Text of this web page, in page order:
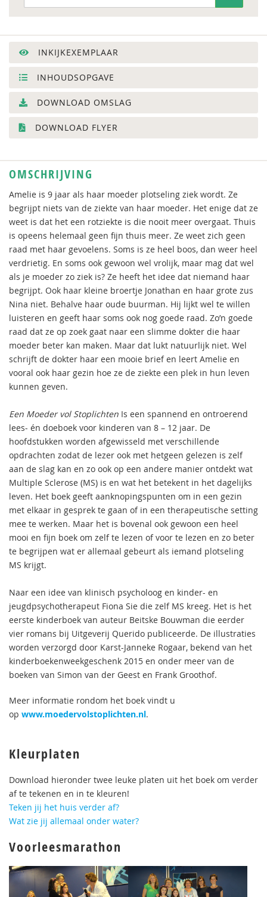
INKIJKEXEMPLAAR
INHOUDSOPGAVE
DOWNLOAD OMSLAG
DOWNLOAD FLYER
OMSCHRIJVING
Amelie is 9 jaar als haar moeder plotseling ziek wordt. Ze
begrijpt niets van de ziekte van haar moeder. Het enige dat ze
weet is dat het een rotziekte is die nooit meer overgaat. Thuis
is opeens helemaal geen fijn thuis meer. Ze weet zich geen
raad met haar gevoelens. Soms is ze heel boos, dan weer heel
verdrietig. En soms ook gewoon wel vrolijk, maar mag dat wel
als je moeder zo ziek is? Ze heeft het idee dat niemand haar
begrijpt. Ook haar kleine broertje Jonathan en haar grote zus
Nina niet. Behalve haar oude buurman. Hij lijkt wel te willen
luisteren en geeft haar soms ook nog goede raad. Zo’n goede
raad dat ze op zoek gaat naar een slimme dokter die haar
moeder beter kan maken. Maar dat lukt natuurlijk niet. Wel
schrijft de dokter haar een mooie brief en leert Amelie en
vooral ook haar gezin hoe ze de ziekte een plek in hun leven
kunnen geven.
Een Moeder vol Stoplichten Is een spannend en ontroerend
lees- én doeboek voor kinderen van 8 – 12 jaar. De
hoofdstukken worden afgewisseld met verschillende
opdrachten zodat de lezer ook met hetgeen gelezen is zelf
aan de slag kan en zo ook op een andere manier ontdekt wat
Multiple Sclerose (MS) is en wat het betekent in het dagelijks
leven. Het boek geeft aanknopingspunten om in een gezin
met elkaar in gesprek te gaan of in een therapeutische setting
mee te werken. Maar het is bovenal ook gewoon een heel
mooi en fijn boek om zelf te lezen of voor te lezen en zo beter
te begrijpen wat er allemaal gebeurt als iemand plotseling
MS krijgt.
Naar een idee van klinisch psycholoog en kinder- en
jeugdpsychotherapeut Fiona Sie die zelf MS kreeg. Het is het
eerste kinderboek van auteur Beitske Bouwman die eerder
vier romans bij Uitgeverij Querido publiceerde. De illustraties
worden verzorgd door Karst-Janneke Rogaar, bekend van het
kinderboekenweekgeschenk 2015 en onder meer van de
boeken van Simon van der Geest en Frank Groothof.
Meer informatie rondom het boek vindt u
op www.moedervolstoplichten.nl.
Kleurplaten
Download hieronder twee leuke platen uit het boek om verder
af te tekenen en in te kleuren!
Teken jij het huis verder af?
Wat zie jij allemaal onder water?
Voorleesmarathon